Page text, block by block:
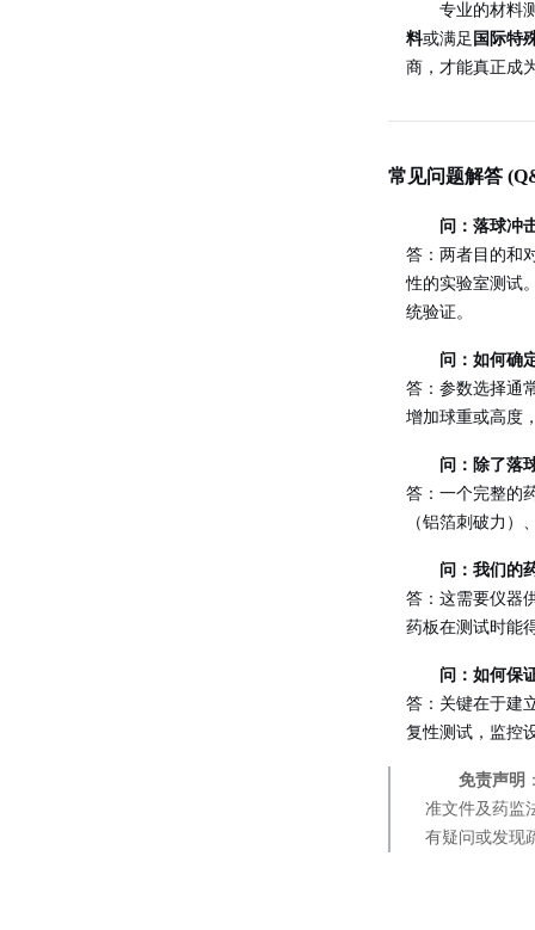
专业的材料
料或满足 国际特
商，才能真正成
常见问题解答
问：落球冲
答：两者目的和
性的实验室测试
统验证。
问：如何确
答：参数选择通
增加球重或高度
问：除了落
答：一个完整的
（铝箔刺破力）
问：我们的
答：这需要仪器
药板在测试时能
问：如何保
答：关键在于建
复性测试，监控
免责声明
准文件及药监
有疑问或发现